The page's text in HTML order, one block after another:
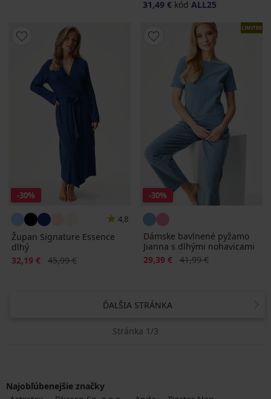
31,49 € kód ALL25
-30%
4,8
Župan Signature Essence
dlhý
Zľava
32,19 € Pôvodná cena
45,99 €
LIMITED
-30%
Dámske bavlnené pyžamo
Jianna s dlhými nohavicami
Zľava
29,39 € Pôvodná cena
41,99 €
ĎALŠIA STRÁNKA
Stránka 1/3
Najobľúbenejšie značky